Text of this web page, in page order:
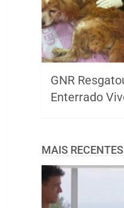
GNR
Enterrado
MAIS RECENTES